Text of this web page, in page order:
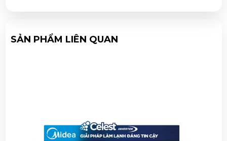
SẢN PHẨM LIÊN QUAN